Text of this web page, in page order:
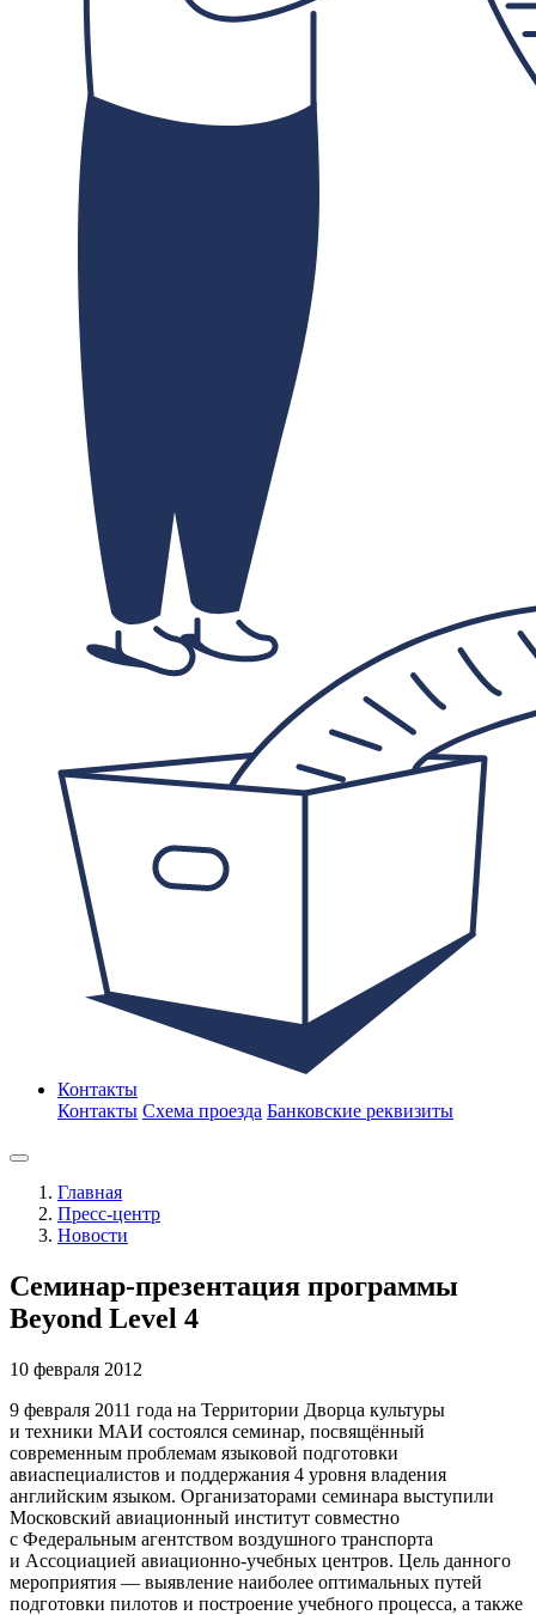
Контакты
Контакты Схема проезда Банковские реквизиты
Главная
Пресс-центр
Новости
Семинар-презентация программы
Beyond Level 4
10 февраля 2012
9 февраля 2011 года на Территории Дворца культуры
и техники МАИ состоялся семинар, посвящённый
современным проблемам языковой подготовки
авиаспециалистов и поддержания 4 уровня владения
английским языком. Организаторами семинара выступили
Московский авиационный институт совместно
с Федеральным агентством воздушного транспорта
и Ассоциацией авиационно-учебных центров. Цель данного
мероприятия — выявление наиболее оптимальных путей
подготовки пилотов и построение учебного процесса, а также